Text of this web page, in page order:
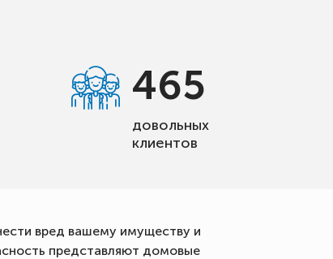
465
довольных
клиентов
вред вашему имуществу и
представляют домовые